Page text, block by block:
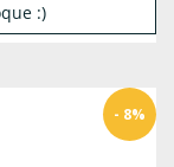
:)
- 8%